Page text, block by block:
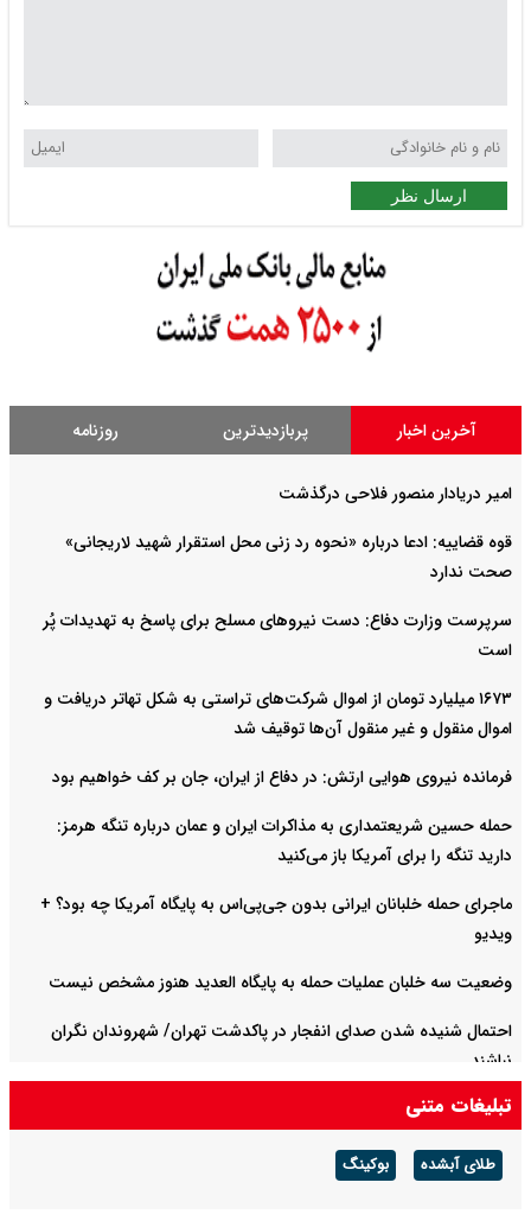
ارسال نظر
آخرین اخبار پربازدیدترین روزنامه
امیر دریادار منصور فلاحی درگذشت
قوه قضاییه: ادعا درباره «نحوه رد زنی محل استقرار شهید لاریجانی»
صحت ندارد
سرپرست وزارت دفاع: دست نیروهای مسلح برای پاسخ به تهدیدات پُر
است
۱۶۷۳ میلیارد تومان از اموال شرکت‌های تراستی به شکل تهاتر دریافت و
اموال منقول و غیر منقول آن‌ها توقیف شد
فرمانده نیروی هوایی ارتش: در دفاع از ایران، جان بر کف خواهیم بود
حمله حسین شریعتمداری به مذاکرات ایران و عمان درباره تنگه هرمز:
دارید تنگه را برای آمریکا باز می‌کنید
ماجرای حمله خلبانان ایرانی بدون جی‌پی‌اس به پایگاه آمریکا چه بود؟ +
ویدیو
وضعیت سه خلبان عملیات حمله به پایگاه العدید هنوز مشخص نیست
احتمال شنیده شدن صدای انفجار در پاکدشت تهران/ شهروندان نگران
نباشند
روایت دوم پزشکیان با موضوع اقتصاد و معیشت مردم امشب پخش
تبلیغات متنی
طلای آبشده بوکینگ